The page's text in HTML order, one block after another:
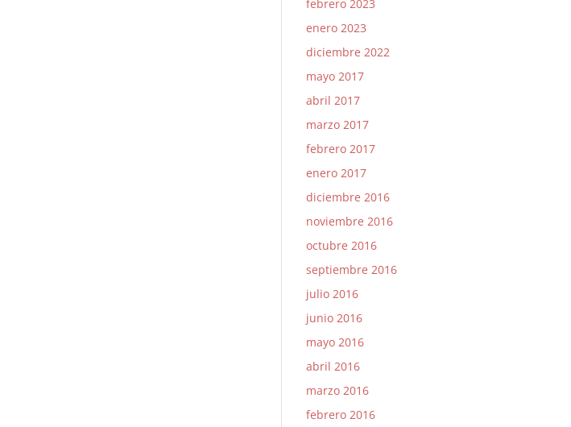
febrero 2023
enero 2023
diciembre 2022
mayo 2017
abril 2017
marzo 2017
febrero 2017
enero 2017
diciembre 2016
noviembre 2016
octubre 2016
septiembre 2016
julio 2016
junio 2016
mayo 2016
abril 2016
marzo 2016
febrero 2016